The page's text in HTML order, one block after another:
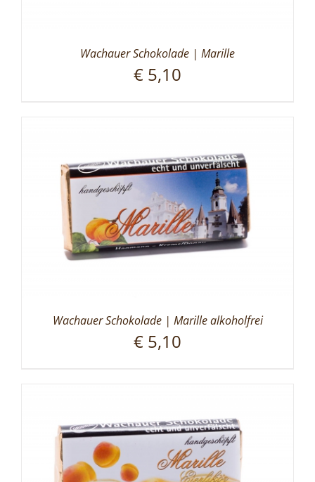
Wachauer Schokolade | Marille
€ 5,10
Wachauer Schokolade | Marille alkoholfrei
€ 5,10